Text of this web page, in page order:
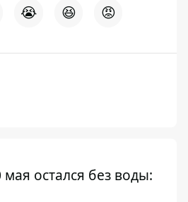
😭 😆 😡
остался без воды: